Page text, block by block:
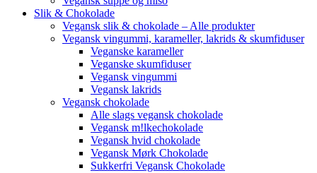
Slik & Chokolade
Vegansk slik & chokolade – Alle produkter
Vegansk vingummi, karameller, lakrids & skumfiduser
Veganske karameller
Veganske skumfiduser
Vegansk vingummi
Vegansk lakrids
Vegansk chokolade
Alle slags vegansk chokolade
Vegansk m!lkechokolade
Vegansk hvid chokolade
Vegansk Mørk Chokolade
Sukkerfri Vegansk Chokolade